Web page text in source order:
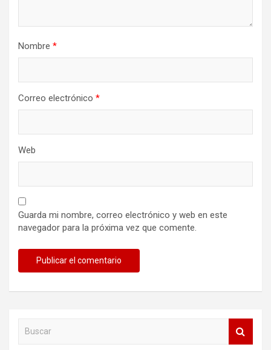
Nombre *
Correo electrónico *
Web
Guarda mi nombre, correo electrónico y web en este
navegador para la próxima vez que comente.